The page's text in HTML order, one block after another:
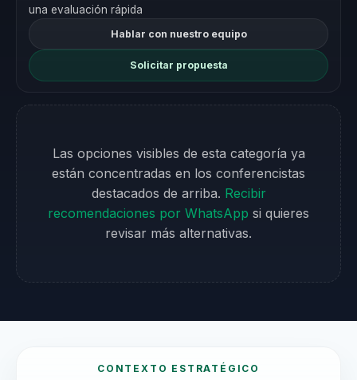
una evaluación rápida
Hablar con nuestro equipo
Solicitar propuesta
Las opciones visibles de esta categoría ya
están concentradas en los conferencistas
destacados de arriba. Recibir
recomendaciones por WhatsApp si quieres
revisar más alternativas.
CONTEXTO ESTRATÉGICO